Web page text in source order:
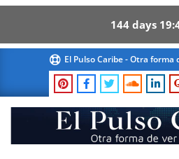
144 days 19
content
El Pulso Caribe - Otra forma
El